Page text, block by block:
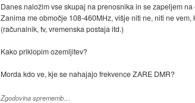
Danes naložim vse skupaj na prenosnika in se zapeljem
Zanima me območje 108-460MHz, višje niti ne, niti ne
(računalnik, tv, vremenska postaja itd.)
Kako priklopim ozemljitev?
Morda kdo ve, kje se nahajajo frekvence ZARE DMR?
Zgodovina sprememb…